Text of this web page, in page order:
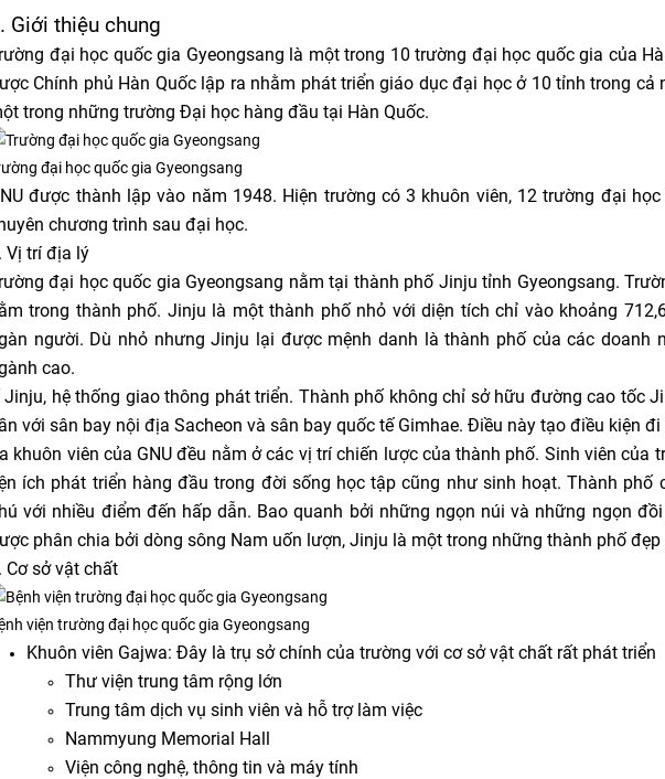
Giới thiệu chung
đại học quốc gia Gyeongsang là một trong 10 trường đại học quốc gia của
Chính phủ Hàn Quốc lập ra nhằm phát triển giáo dục đại học ở 10 tỉnh trong cả
trong những trường Đại học hàng đầu tại Hàn Quốc.
đại học quốc gia Gyeongsang
được thành lập vào năm 1948. Hiện trường có 3 khuôn viên, 12 trường đại
chương trình sau đại học.
Vị trí địa lý
đại học quốc gia Gyeongsang nằm tại thành phố Jinju tỉnh Gyeongsang.
trong thành phố. Jinju là một thành phố nhỏ với diện tích chỉ vào khoảng
người. Dù nhỏ nhưng Jinju lại được mệnh danh là thành phố của các doanh
cao.
Jinju, hệ thống giao thông phát triển. Thành phố không chỉ sở hữu đường cao tốc
với sân bay nội địa Sacheon và sân bay quốc tế Gimhae. Điều này tạo điều kiện
khuôn viên của GNU đều nằm ở các vị trí chiến lược của thành phố. Sinh viên của
ích phát triển hàng đầu trong đời sống học tập cũng như sinh hoạt. Thành phố
với nhiều điểm đến hấp dẫn. Bao quanh bởi những ngọn núi và những ngọn
phân chia bởi dòng sông Nam uốn lượn, Jinju là một trong những thành phố đẹp
Cơ sở vật chất
viện trường đại học quốc gia Gyeongsang
Khuôn viên Gajwa: Đây là trụ sở chính của trường với cơ sở vật chất rất phát triển
Thư viện trung tâm rộng lớn
Trung tâm dịch vụ sinh viên và hỗ trợ làm việc
Nammyung Memorial Hall
Viện công nghệ, thông tin và máy tính